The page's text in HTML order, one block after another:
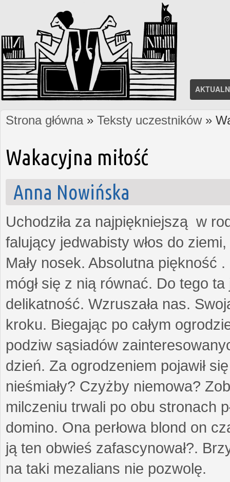
Jesteś tutaj
Strona główna» Teksty uczestników»
Wakacyjna miłość
Anna Nowińska
Uchodziła za najpiękniejszą w
falujący jedwabisty włos do
Mały nosek. Absolutna piękność
mógł się z nią równać. Do tego
delikatność. Wzruszała nas.
kroku. Biegając po całym
podziw sąsiadów
dzień. Za ogrodzeniem pojawił
nieśmiały? Czyżby niemowa?
milczeniu trwali po obu stronach
domino. Ona perłowa blond on
ją ten obwieś zafascynował?.
na taki mezalians nie pozwolę.